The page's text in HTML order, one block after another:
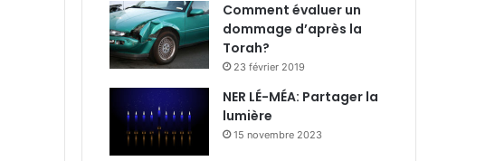
Comment évaluer un
dommage d’après la
Torah?
23 février 2019
NER LÉ-MÉA: Partager la
lumière
15 novembre 2023